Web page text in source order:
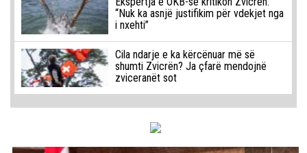
“Nuk ka asnjë justifikim për vdekjet nga
i nxehti”
Cila ndarje e ka kërcënuar më së
shumti Zvicrën? Ja çfarë mendojnë
zviceranët sot